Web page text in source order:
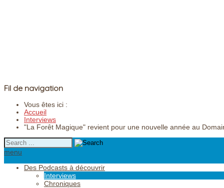
Fil de navigation
Vous êtes ici :
Accueil
Interviews
"La Forêt Magique" revient pour une nouvelle année au
menu
Des Podcasts à découvrir
Interviews
Chroniques